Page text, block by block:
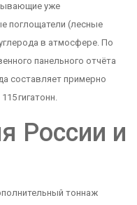
уже
поглощатели (лесные
в атмосфере. По
панельного отчёта
составляет примерно
гигатонн.
России и
тоннаж